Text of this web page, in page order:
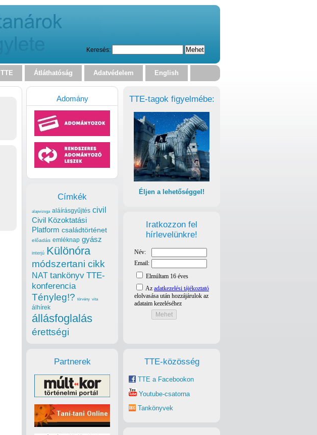
Keresés:
TTE Átláthatóság Adatvédelem English
TTE-tagok figyelmébe:
Éljen a lehetőséggel!
Iratkozzon fel
hírlevelünkre!
TTE-közösség
TTE a Facebookon
Youtube-csatorna
Tankönyvek
Adomány
Címkék
alapvizsga aláírásgyűjtés civil
Civil Közoktatási
Platform családtörténet
előadás emléknap gyász
interjú Különóra
módszertani cikk
NAT tankönyv TTE-
konferencia
Tényleg!? törvény vita
álhírek
állásfoglalás
érettségi
Partnerek